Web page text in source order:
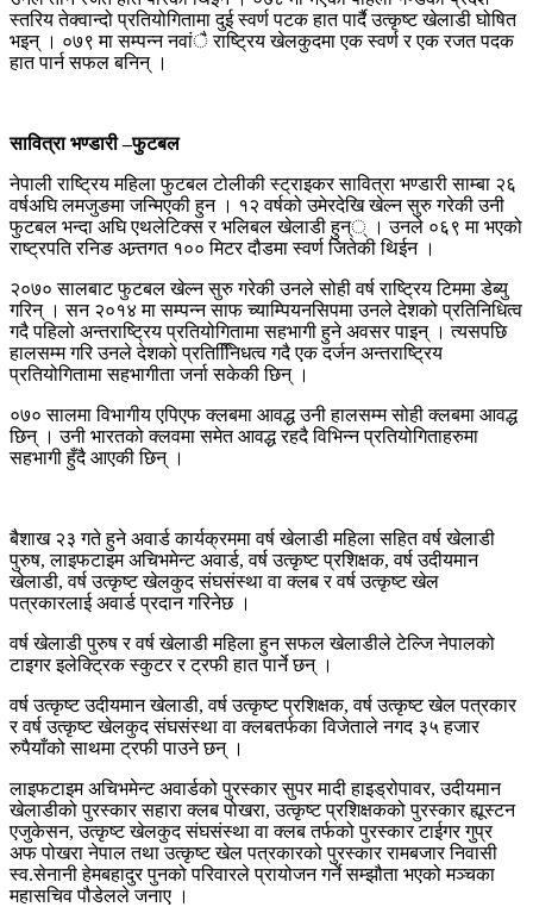
स्तरिय तेक्वान्दो प्रतियोगितामा दुई स्वर्ण पटक हात पार्दै उत्कृष्ट खेलाडी घोषित
भइन् । ०७९ मा सम्पन्न नवांै राष्ट्रिय खेलकुदमा एक स्वर्ण र एक रजत पदक
हात पार्न सफल बनिन् ।
सावित्रा भण्डारी –फुटबल
नेपाली राष्ट्रिय महिला फुटबल टोलीकी स्ट्राइकर सावित्रा भण्डारी साम्बा २६
वर्षअघि लमजुङमा जन्मिएकी हुन । १२ वर्षको उमेरदेखि खेल्न सुरु गरेकी उनी
फुटबल भन्दा अघि एथलेटिक्स र भलिबल खेलाडी हुन्् । उनले ०६९ मा भएको
राष्ट्रपति रनिङ अन्र्तगत १०० मिटर दौडमा स्वर्ण जितेकी थिईन ।
२०७० सालबाट फुटबल खेल्न सुरु गरेकी उनले सोही वर्ष राष्ट्रिय टिममा डेब्यु
गरिन् । सन २०१४ मा सम्पन्न साफ च्याम्पियनसिपमा उनले देशको प्रतिनिधित्व
गदै पहिलो अन्तराष्ट्रिय प्रतियोगितामा सहभागी हुने अवसर पाइन् । त्यसपछि
हालसम्म गरि उनले देशको प्रतिनिििधत्व गदै एक दर्जन अन्तराष्ट्रिय
प्रतियोगितामा सहभागीता जर्ना सकेकी छिन् ।
०७० सालमा विभागीय एपिएफ क्लबमा आवद्ध उनी हालसम्म सोही क्लबमा आवद्ध
छिन् । उनी भारतको क्लवमा समेत आवद्ध रहदै विभिन्न प्रतियोगिताहरुमा
सहभागी हुँदै आएकी छिन् ।
बैशाख २३ गते हुने अवार्ड कार्यक्रममा वर्ष खेलाडी महिला सहित वर्ष खेलाडी
पुरुष, लाइफटाइम अचिभमेन्ट अवार्ड, वर्ष उत्कृष्ट प्रशिक्षक, वर्ष उदीयमान
खेलाडी, वर्ष उत्कृष्ट खेलकुद संघसंस्था वा क्लब र वर्ष उत्कृष्ट खेल
पत्रकारलाई अवार्ड प्रदान गरिनेछ ।
वर्ष खेलाडी पुरुष र वर्ष खेलाडी महिला हुन सफल खेलाडीले टेल्जि नेपालको
टाइगर इलेक्ट्रिक स्कुटर र ट्रफी हात पार्ने छन् ।
वर्ष उत्कृष्ट उदीयमान खेलाडी, वर्ष उत्कृष्ट प्रशिक्षक, वर्ष उत्कृष्ट खेल पत्रकार
र वर्ष उत्कृष्ट खेलकुद संघसंस्था वा क्लबतर्फका विजेताले नगद ३५ हजार
रुपैयाँको साथमा ट्रफी पाउने छन् ।
लाइफटाइम अचिभमेन्ट अवार्डको पुरस्कार सुपर मादी हाइड्रोपावर, उदीयमान
खेलाडीको पुरस्कार सहारा क्लब पोखरा, उत्कृष्ट प्रशिक्षकको पुरस्कार ह्यूस्टन
एजुकेसन, उत्कृष्ट खेलकुद संघसंस्था वा क्लब तर्फको पुरस्कार टाईगर गुप्र
अफ पोखरा नेपाल तथा उत्कृष्ट खेल पत्रकारको पुरस्कार रामबजार निवासी
स्व.सेनानी हेमबहादुर पुनको परिवारले प्रायोजन गर्ने सम्झौता भएको मञ्चका
महासचिव पौडेलले जनाए ।